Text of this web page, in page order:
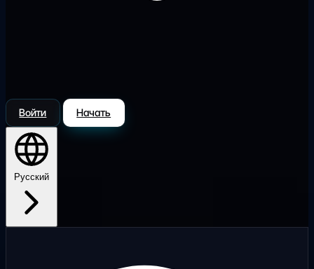
Войти Начать
Русский